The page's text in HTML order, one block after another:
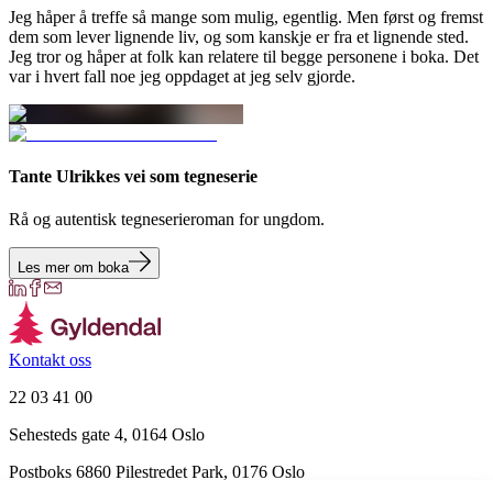
Jeg håper å treffe så mange som mulig, egentlig. Men først og fremst
dem som lever lignende liv, og som kanskje er fra et lignende sted.
Jeg tror og håper at folk kan relatere til begge personene i boka. Det
var i hvert fall noe jeg oppdaget at jeg selv gjorde.
Tante Ulrikkes vei som tegneserie
Rå og autentisk tegneserieroman for ungdom.
Les mer om boka
Kontakt oss
22 03 41 00
Sehesteds gate 4, 0164 Oslo
Postboks 6860 Pilestredet Park, 0176 Oslo